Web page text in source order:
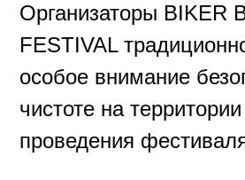
Территория комплекса занимает
более 100 га соснового леса и
включает живописную береговую
линию вдоль реки. Природное
окружение создаёт комфортную
атмосферу для проведения
крупного мотофестиваля под